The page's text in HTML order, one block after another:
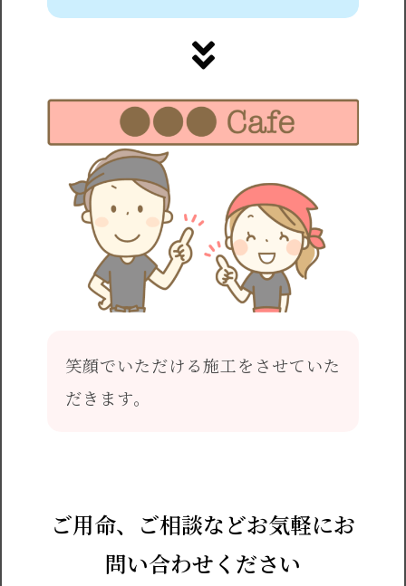
笑顔でいただける施工をさせていた
だきます。
ご用命、ご相談などお気軽にお
問い合わせください